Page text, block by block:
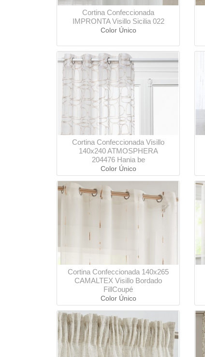
Cortina Confeccionada
IMPRONTA Visillo Sicilia 022
Color Único
Cortina Confeccionada Visillo
140x240 ATMOSPHERA
204476 Hania be
Color Único
Cortina Confeccionada 140x265
CAMALTEX Visillo Bordado
FillCoupé
Color Único